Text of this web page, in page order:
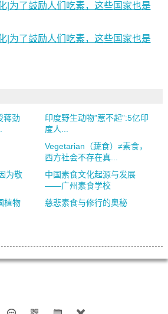
|为了鼓励人们吃素，这些国家也是
|为了鼓励人们吃素，这些国家也是
蒋劲
印度野生动物”惹不起”:5亿印
度人...
Vegetarian（蔬食）≠素食，
西方社会不存在真...
为敬
中国素食文化起源与发展
——广州素食学校
植物
慈悲素食与修行的奥秘